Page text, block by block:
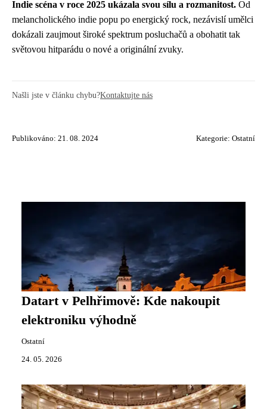
Indie scéna v roce 2025 ukázala svou sílu a rozmanitost. Od
melancholického indie popu po energický rock, nezávislí umělci
dokázali zaujmout široké spektrum posluchačů a obohatit tak
světovou hitparádu o nové a originální zvuky.
Našli jste v článku chybu?Kontaktujte nás
Publikováno: 21. 08. 2024 Kategorie: Ostatní
Datart v Pelhřimově: Kde nakoupit
elektroniku výhodně
Ostatní
24. 05. 2026